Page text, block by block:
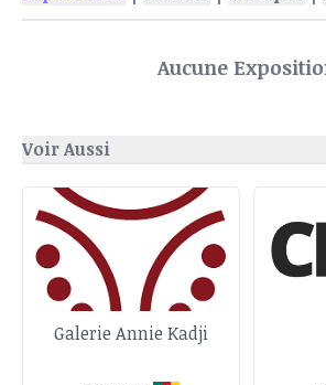
Aucune
Voir Aussi
Galerie Annie Kadji